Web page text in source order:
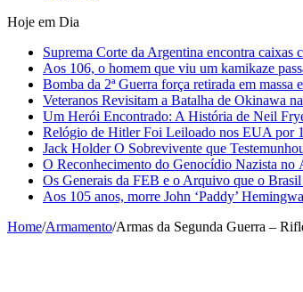
Hoje em Dia
Suprema Corte da Argentina encontra caixas
Aos 106, o homem que viu um kamikaze
Bomba da 2ª Guerra força retirada em massa
Veteranos Revisitam a Batalha de Okinawa
Um Herói Encontrado: A História de Neil
Relógio de Hitler Foi Leiloado nos EUA por
Jack Holder O Sobrevivente que
O Reconhecimento do Genocídio Nazista no
Os Generais da FEB e o Arquivo que o Brasil
Aos 105 anos, morre John ‘Paddy’
Home/Armamento/Armas da Segunda Guerra –